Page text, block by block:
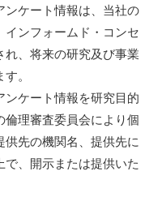
ンケート情報は、当社の
ンフォームド・コンセ
れ、将来の研究及び事業
。
ンケート情報を研究目的
倫理審査委員会により個
供先の機関名、提供先に
、開示または提供いた